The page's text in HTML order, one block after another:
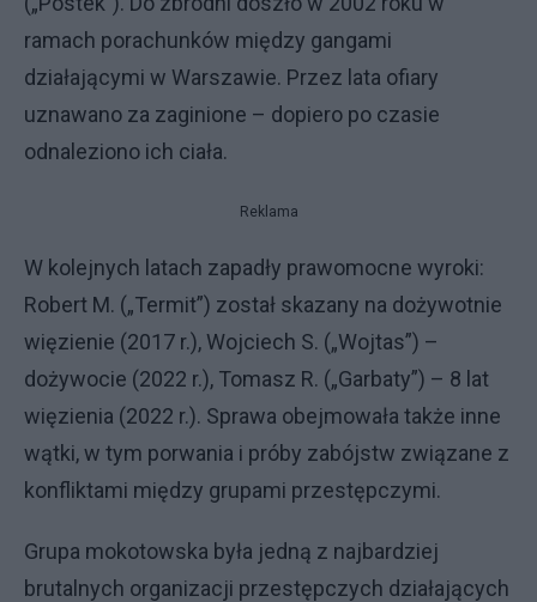
ramach porachunków między gangami
działającymi w Warszawie. Przez lata ofiary
uznawano za zaginione – dopiero po czasie
odnaleziono ich ciała.
Reklama
W kolejnych latach zapadły prawomocne wyroki:
Robert M. („Termit”) został skazany na dożywotnie
więzienie (2017 r.), Wojciech S. („Wojtas”) –
dożywocie (2022 r.), Tomasz R. („Garbaty”) – 8 lat
więzienia (2022 r.). Sprawa obejmowała także inne
wątki, w tym porwania i próby zabójstw związane z
konfliktami między grupami przestępczymi.
Grupa mokotowska była jedną z najbardziej
brutalnych organizacji przestępczych działających